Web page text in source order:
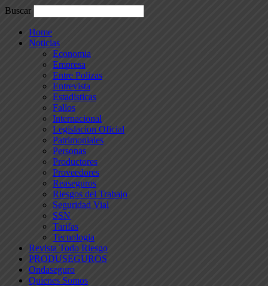
Buscar
Home
Noticias
Economia
Empresa
Entre Polizas
Entrevista
Estadisticas
Fallos
Internacional
Legislacion Oficial
Patrimoniales
Personas
Productores
Proveedores
Reaseguros
Riesgos del Trabajo
Seguridad Vial
SSN
Tarifas
Tecnologia
Revista Todo Riesgo
PRODUSEGUROS
Ondaseguro
Quienes Somos